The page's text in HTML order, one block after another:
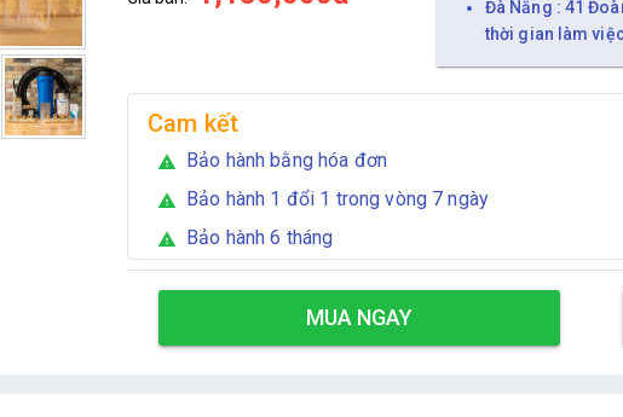
Đà Nẵng : 41
thời gian làm
Cam kết
warning Bảo hành bằng hóa đơn
warning Bảo hành 1 đổi 1 trong vòng 7 ngày
warning Bảo hành 6 tháng
MUA NGAY